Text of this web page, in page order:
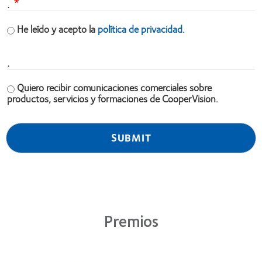
He leído y acepto lapolítica de privacidad.
.
Quiero recibir comunicaciones comerciales sobre
productos, servicios y formaciones de CooperVision.
Premios